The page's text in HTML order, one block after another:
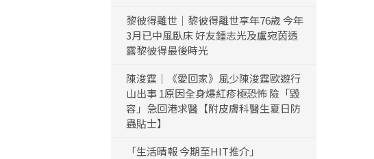
黎彼得離世｜黎彼得離世享年76歲 今年
3月已中風臥床 好友鍾志光及盧宛茵透
露黎彼得最後時光
陳浚霆｜《愛回家》風少陳浚霆歐遊行
山出事 1原因全身爆紅疹極恐怖 險「毀
容」急回港求醫【附皮膚科醫生夏日防
蟲貼士】
「生活晴報 今期至HIT推介」